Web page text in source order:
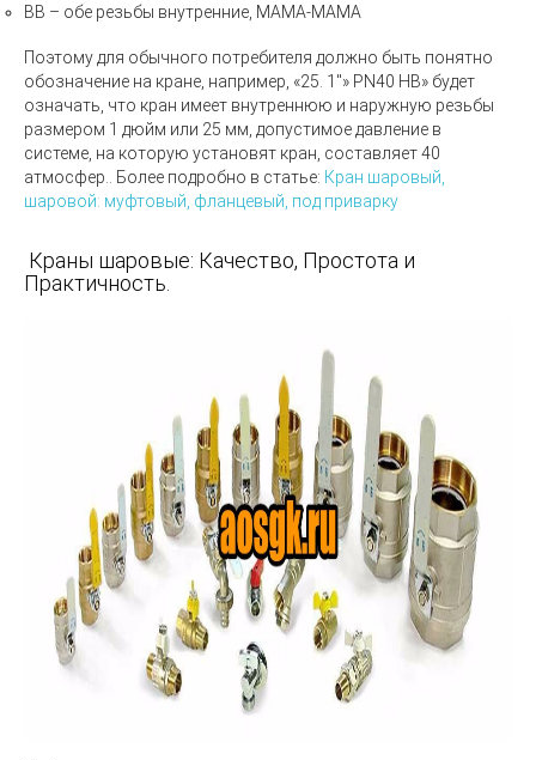
ВВ – обе резьбы внутренние, МАМА-МАМА
Поэтому для обычного потребителя должно быть понятно
обозначение на кране, например, «25. 1"» PN40 НВ» будет
означать, что кран имеет внутреннюю и наружную резьбы
размером 1 дюйм или 25 мм, допустимое давление в
системе, на которую установят кран, составляет 40
атмосфер.
. Более подробно в статье: Кран шаровый,
шаровой: муфтовый, фланцевый, под приварку
Краны шаровые: Качество, Простота и
Практичность.